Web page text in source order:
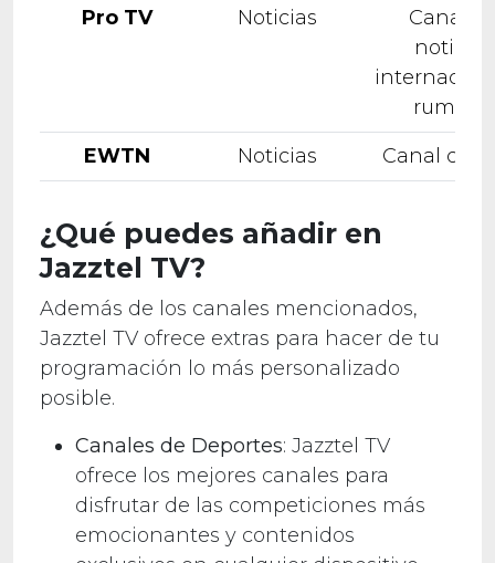
Pro TV
Noticias
Canal
noticias
rumano
EWTN
Noticias Canal
¿Qué puedes añadir en
Jazztel TV?
Además de los canales mencionados,
Jazztel TV ofrece extras para hacer de tu
programación lo más personalizado
posible.
Canales de Deportes: Jazztel TV
ofrece los mejores canales para
disfrutar de las competiciones más
emocionantes y contenidos